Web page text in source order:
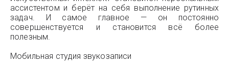
ассистентом и берёт на себя выполнение рутинных
задач. И самое главное — он постоянно
совершенствуется и становится всё более
полезным.
Мобильная студия звукозаписи